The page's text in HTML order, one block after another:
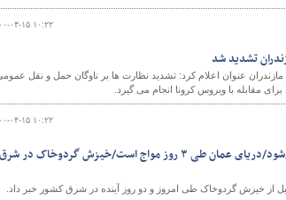
۱۴۰۰-۰۴-۱۵
تشدید شد
عنوان اعلام کرد: تشدید نظارت ها بر ناوگان حمل و نقل
مقابله با ویروس کرونا انجام می گیرد.
۱۴۰۰-۰۴-۱۵
دمای هوا در استان‌های ساحلی خزر و اردبیل خنک می‌شود/دریای عمان طی ۳ روز مواج است/خیزش گردوخاک در شرق
از خیزش گردوخاک طی امروز و دو روز آینده در شرق کشور خبر داد.